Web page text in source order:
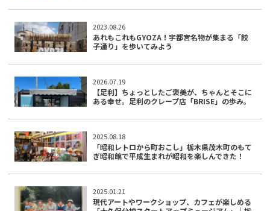
2023.08.26
あれもこれもGYOZA！宇都宮名物が集まる「餃
子通り」を歩いてみよう
2026.07.19
【足利】ちょっとしたご褒美が、ちゃんとそこに
ある幸せ。足利のクレープ店「BRISE」の歩み。
2025.08.18
「昭和レトロから町おこし」栃木県茂木町のもて
ぎ昭和館で平成生まれが昭和を楽しんできた！
2025.01.21
現代アートやワークショップ、カフェが楽しめる